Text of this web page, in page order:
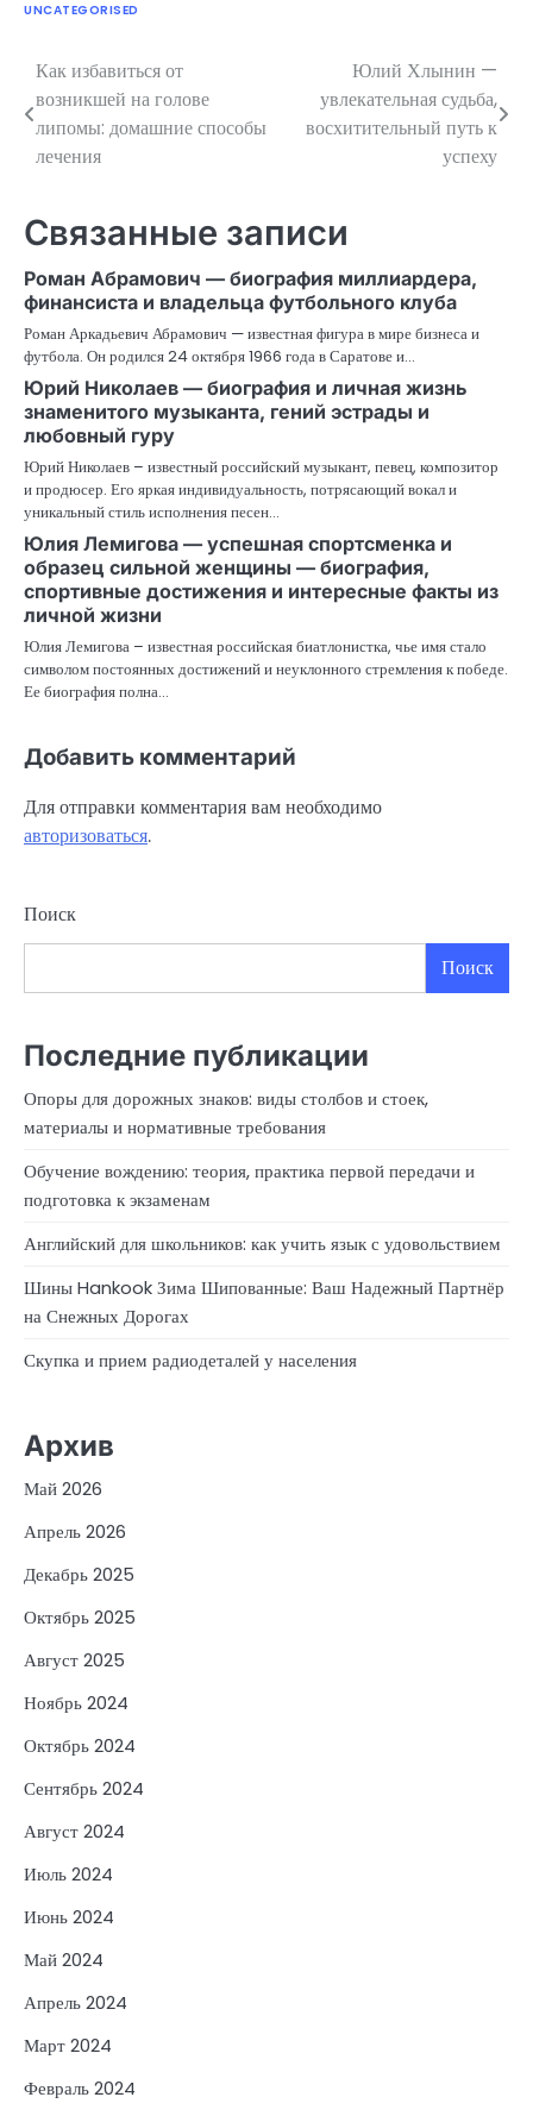
UNCATEGORISED
Навигация
по
записям
Как избавиться от
возникшей на голове
липомы: домашние способы
лечения
Юлий Хлынин —
увлекательная судьба,
восхитительный путь к
успеху
Связанные записи
Роман Абрамович — биография миллиардера,
финансиста и владельца футбольного клуба
Роман Аркадьевич Абрамович — известная фигура в мире бизнеса и
футбола. Он родился 24 октября 1966 года в Саратове и…
Юрий Николаев — биография и личная жизнь
знаменитого музыканта, гений эстрады и
любовный гуру
Юрий Николаев – известный российский музыкант, певец, композитор
и продюсер. Его яркая индивидуальность, потрясающий вокал и
уникальный стиль исполнения песен…
Юлия Лемигова — успешная спортсменка и
образец сильной женщины — биография,
спортивные достижения и интересные факты из
личной жизни
Юлия Лемигова – известная российская биатлонистка, чье имя стало
символом постоянных достижений и неуклонного стремления к победе.
Ее биография полна…
Добавить комментарий
Для отправки комментария вам необходимо
авторизоваться.
Поиск
Поиск
Последние публикации
Опоры для дорожных знаков: виды столбов и стоек,
материалы и нормативные требования
Обучение вождению: теория, практика первой передачи и
подготовка к экзаменам
Английский для школьников: как учить язык с удовольствием
Шины Hankook Зима Шипованные: Ваш Надежный Партнёр
на Снежных Дорогах
Скупка и прием радиодеталей у населения
Архив
Май 2026
Апрель 2026
Декабрь 2025
Октябрь 2025
Август 2025
Ноябрь 2024
Октябрь 2024
Сентябрь 2024
Август 2024
Июль 2024
Июнь 2024
Май 2024
Апрель 2024
Март 2024
Февраль 2024